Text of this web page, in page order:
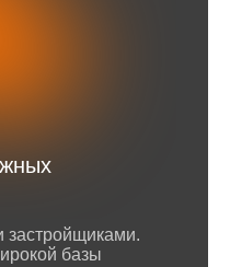
застройщиками.
базы